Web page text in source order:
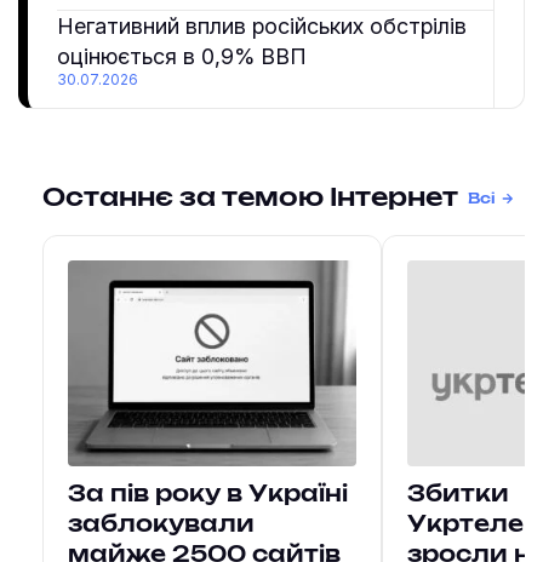
Негативний вплив російських обстрілів
оцінюється в 0,9% ВВП
30.07.2026
Останнє за темою Інтернет Всі
За пів року в Україні
заблокували
майже 2500 сайтів
Збитки
зросли